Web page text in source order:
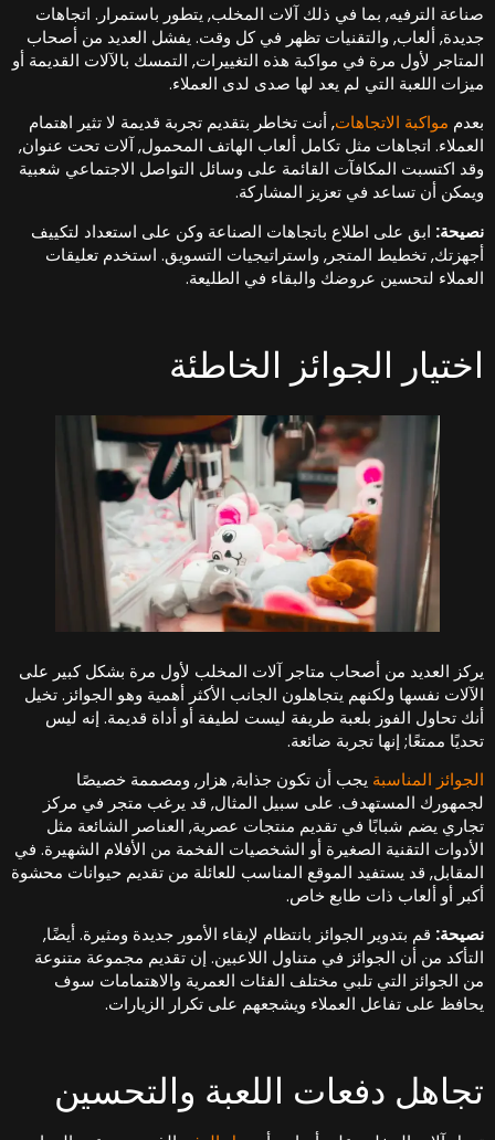
الترفيه, بما في ذلك آلات المخلب, يتطور باستمرار. اتجاهات
ألعاب, والتقنيات تظهر في كل وقت. يفشل العديد من أصحاب
لأول مرة في مواكبة هذه التغييرات, التمسك بالآلات القديمة أو
اللعبة التي لم يعد لها صدى لدى العملاء.
مواكبة الاتجاهات, أنت تخاطر بتقديم تجربة قديمة لا تثير اهتمام
اتجاهات مثل تكامل ألعاب الهاتف المحمول, آلات تحت عنوان,
اكتسبت المكافآت القائمة على وسائل التواصل الاجتماعي شعبية
أن تساعد في تعزيز المشاركة.
ابق على اطلاع باتجاهات الصناعة وكن على استعداد لتكييف
تخطيط المتجر, واستراتيجيات التسويق. استخدم تعليقات
لتحسين عروضك والبقاء في الطليعة.
الجوائز الخاطئة
العديد من أصحاب متاجر آلات المخلب لأول مرة بشكل كبير على
نفسها ولكنهم يتجاهلون الجانب الأكثر أهمية وهو الجوائز. تخيل
تحاول الفوز بلعبة طريفة ليست لطيفة أو أداة قديمة. إنه ليس
ممتعًا; إنها تجربة ضائعة.
المناسبةيجب أن تكون جذابة, هزار, ومصممة خصيصًا
المستهدف. على سبيل المثال, قد يرغب متجر في مركز
يضم شبابًا في تقديم منتجات عصرية, العناصر الشائعة مثل
التقنية الصغيرة أو الشخصيات الفخمة من الأفلام الشهيرة. في
قد يستفيد الموقع المناسب للعائلة من تقديم حيوانات محشوة
أو ألعاب ذات طابع خاص.
قم بتدوير الجوائز بانتظام لإبقاء الأمور جديدة ومثيرة. أيضًا,
من أن الجوائز في متناول اللاعبين. إن تقديم مجموعة متنوعة
الجوائز التي تلبي مختلف الفئات العمرية والاهتمامات سوف
على تفاعل العملاء ويشجعهم على تكرار الزيارات.
دفعات اللعبة والتحسين